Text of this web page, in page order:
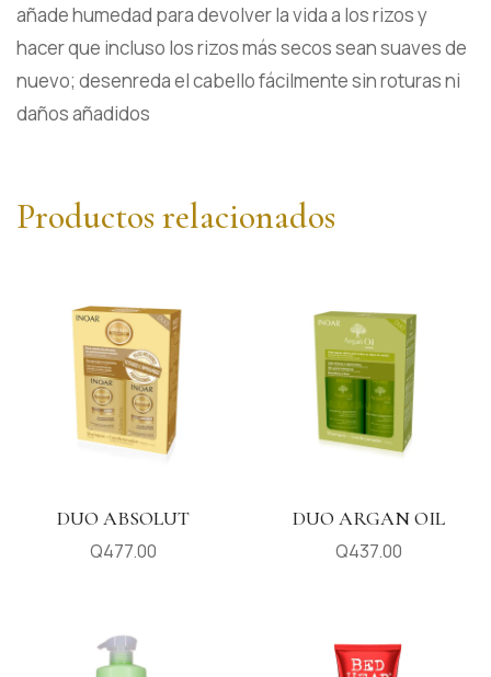
añade humedad para devolver la vida a los rizos y
hacer que incluso los rizos más secos sean suaves de
nuevo; desenreda el cabello fácilmente sin roturas ni
daños añadidos
Productos relacionados
DUO ABSOLUT
Q477.00
DUO ARGAN OIL
Q437.00